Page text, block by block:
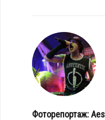
Фоторепортаж: